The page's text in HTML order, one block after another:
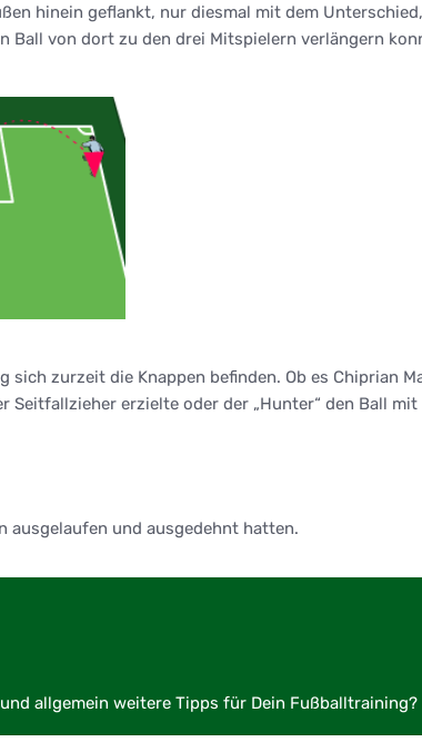
hinein geflankt, nur diesmal mit dem
Ball von dort zu den drei Mitspielern verlängern
zurzeit die Knappen befinden. Ob es Chiprian
Seitfallzieher erzielte oder der „Hunter“ den Ball
ausgelaufen und ausgedehnt hatten.
allgemein weitere Tipps für Dein